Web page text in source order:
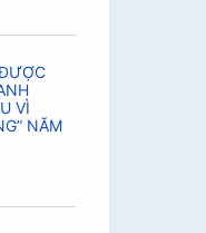
VÌ
NĂM